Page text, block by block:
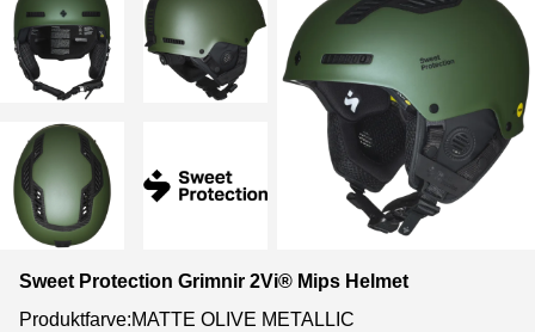
Sweet Protection Grimnir 2Vi® Mips Helmet
Produktfarve:MATTE OLIVE METALLIC